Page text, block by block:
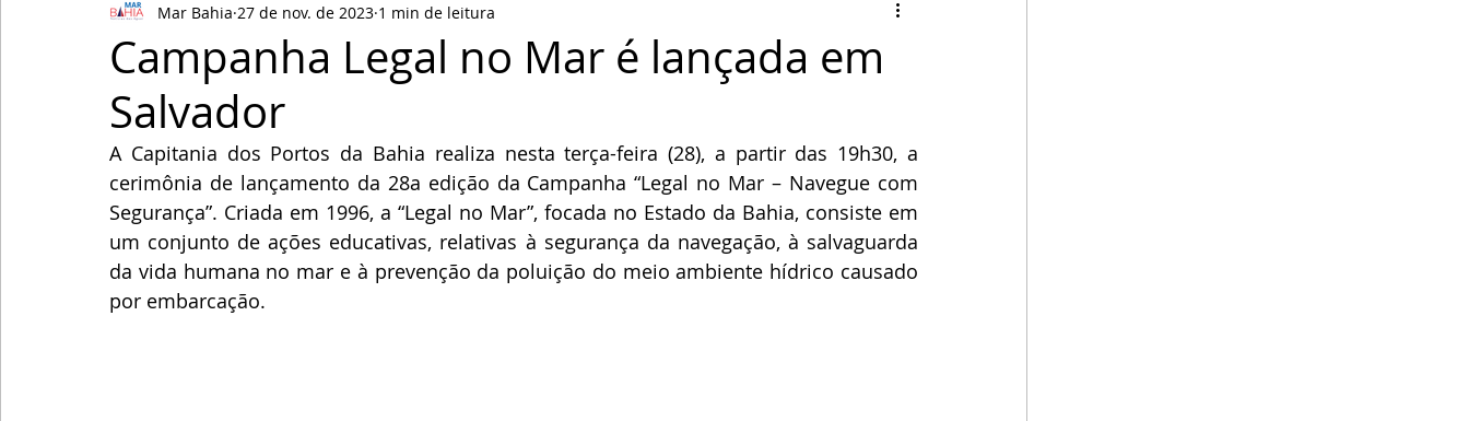
Curiosidades
Campanha Legal no Mar é lançada em
Salvador
Mar Bahia 27 de nov. de 2023 1 min de leitura
A Capitania dos Portos da Bahia realiza nesta terça-feira (28), a partir das 19h30, a
cerimônia de lançamento da 28a edição da Campanha “Legal no Mar – Navegue com
Segurança”. Criada em 1996, a “Legal no Mar”, focada no Estado da Bahia, consiste em
um conjunto de ações educativas, relativas à segurança da navegação, à salvaguarda
da vida humana no mar e à prevenção da poluição do meio ambiente hídrico causado
por embarcação.